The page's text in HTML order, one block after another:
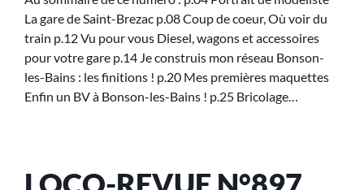
La gare de Saint-Brezac p.08 Coup de coeur, Où voir du
train p.12 Vu pour vous Diesel, wagons et accessoires
pour votre gare p.14 Je construis mon réseau Bonson-
les-Bains : les finitions ! p.20 Mes premières maquettes
Enfin un BV à Bonson-les-Bains ! p.25 Bricolage…